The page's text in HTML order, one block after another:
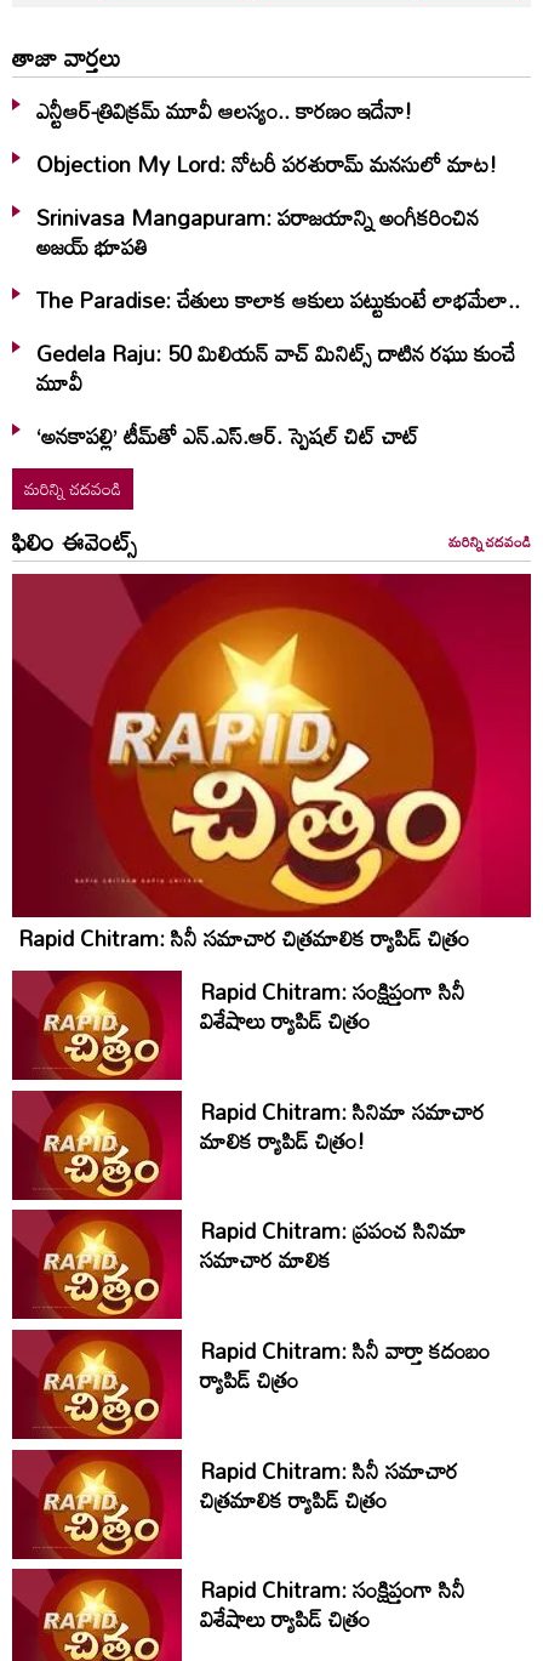
తాజా వార్తలు
ఎన్టీఆర్-త్రివిక్రమ్ మూవీ ఆలస్యం.. కారణం ఇదేనా!
Objection My Lord: నోటరీ పరశురామ్‌ మనసులో మాట!
Srinivasa Mangapuram: పరాజయాన్ని అంగీకరించిన
అజయ్ భూపతి
The Paradise: చేతులు కాలాక ఆకులు పట్టుకుంటే లాభమేలా..
Gedela Raju: 50 మిలియన్‌ వాచ్‌ మినిట్స్‌ దాటిన రఘు కుంచే
మూవీ
‘అనకాపల్లి’ టీమ్‌తో ఎన్.ఎస్.ఆర్. స్పెషల్ చిట్ చాట్
మరిన్ని చదవండి
ఫిలిం ఈవెంట్స్ మరిన్ని చదవండి
Rapid Chitram: సినీ సమాచార చిత్రమాలిక ర్యాపిడ్‌ చిత్రం
Rapid Chitram: సంక్షిప్తంగా సినీ
విశేషాలు ర్యాపిడ్ చిత్రం
Rapid Chitram: సినిమా సమాచార
మాలిక ర్యాపిడ్ చిత్రం!
Rapid Chitram: ప్రపంచ సినిమా
సమాచార మాలిక
Rapid Chitram: సినీ వార్తా కదంబం
ర్యాపిడ్ చిత్రం
Rapid Chitram: సినీ సమాచార
చిత్రమాలిక ర్యాపిడ్‌ చిత్రం
Rapid Chitram: సంక్షిప్తంగా సినీ
విశేషాలు ర్యాపిడ్ చిత్రం